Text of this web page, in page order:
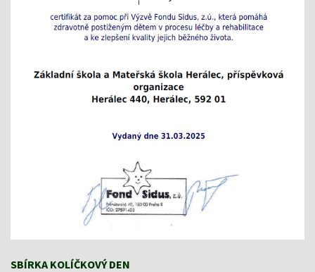
SBÍRKA KOLÍČKOVÝ DEN